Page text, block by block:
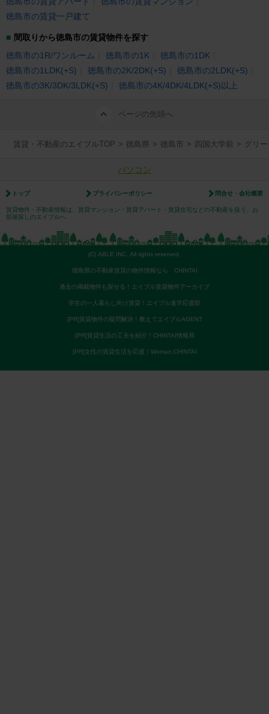
徳島市の賃貸一戸建て
間取りから徳島市の賃貸物件を探す
徳島市の1R/ワンルーム
徳島市の1K
徳島市の1DK
徳島市の1LDK(+S)
徳島市の2K/2DK(+S)
徳島市の2LDK(+S)
徳島市の3K/3DK/3LDK(+S)
徳島市の4K/4DK/4LDK(+S)以上
ページの先頭へ
賃貸・不動産のエイブルTOP > 徳島県 > 徳島市 > 四国大学前 > グリ
パソコン
トップ プライバシーポリシー 問合せ・会社概要
賃貸物件・不動産情報は、賃貸マンション・賃貸アパート・賃貸住宅などの不動産を扱う、お
部屋探しのエイブルへ
(C) ABLE INC. All rights reserved.
徳島県の不動産賃貸の物件情報なら CHINTAI
過去の掲載物件も探せる！エイブル賃貸物件アーカイブ
学生の一人暮らし向け賃貸！エイブル進学応援部
[PR]賃貸物件の疑問解決！教えてエイブルAGENT
[PR]賃貸生活の工夫を紹介！CHINTAI情報局
[PR]女性の賃貸生活を応援！Woman.CHINTAI